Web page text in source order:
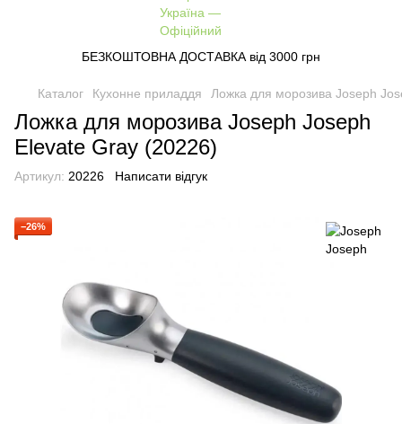
БЕЗКОШТОВНА ДОСТАВКА від 3000 грн
Каталог Кухонне приладдя Ложка для морозива Joseph
Ложка для морозива Joseph Joseph
Elevate Gray (20226)
Артикул: 20226 Написати відгук
−26%